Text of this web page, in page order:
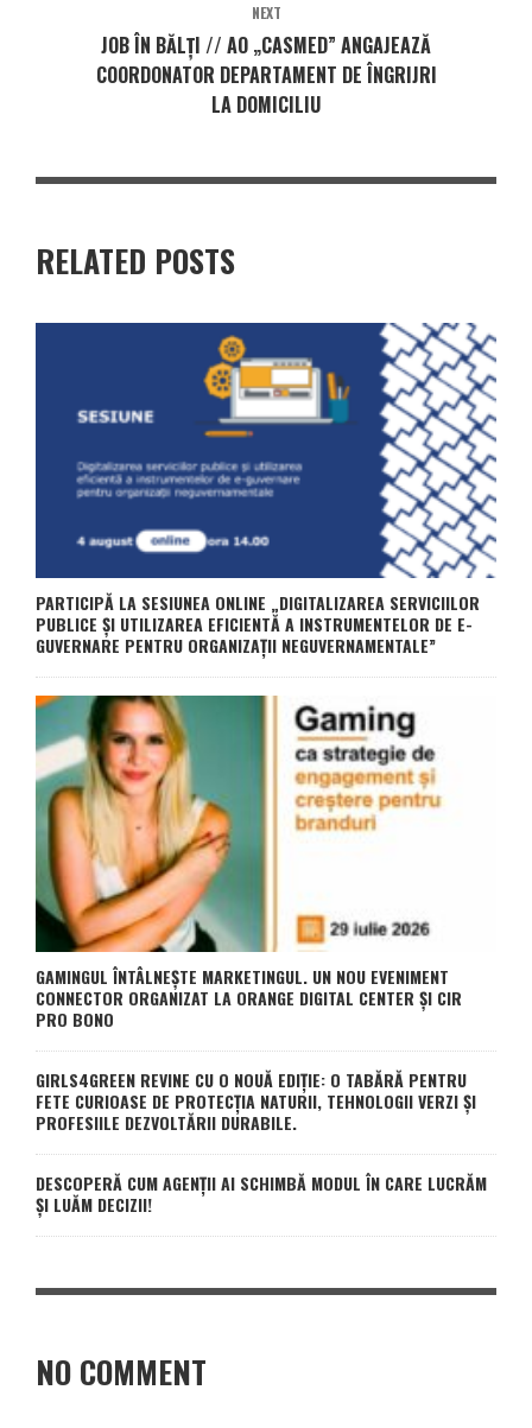
NEXT
JOB ÎN BĂLȚI // AO „CASMED” ANGAJEAZĂ
COORDONATOR DEPARTAMENT DE ÎNGRIJRI
LA DOMICILIU
RELATED POSTS
PARTICIPĂ LA SESIUNEA ONLINE „DIGITALIZAREA SERVICIILOR
PUBLICE ȘI UTILIZAREA EFICIENTĂ A INSTRUMENTELOR DE E-
GUVERNARE PENTRU ORGANIZAȚII NEGUVERNAMENTALE”
GAMINGUL ÎNTÂLNEȘTE MARKETINGUL. UN NOU EVENIMENT
CONNECTOR ORGANIZAT LA ORANGE DIGITAL CENTER ȘI CIR
PRO BONO
GIRLS4GREEN REVINE CU O NOUĂ EDIȚIE: O TABĂRĂ PENTRU
FETE CURIOASE DE PROTECȚIA NATURII, TEHNOLOGII VERZI ȘI
PROFESIILE DEZVOLTĂRII DURABILE.
DESCOPERĂ CUM AGENȚII AI SCHIMBĂ MODUL ÎN CARE LUCRĂM
ȘI LUĂM DECIZII!
NO COMMENT